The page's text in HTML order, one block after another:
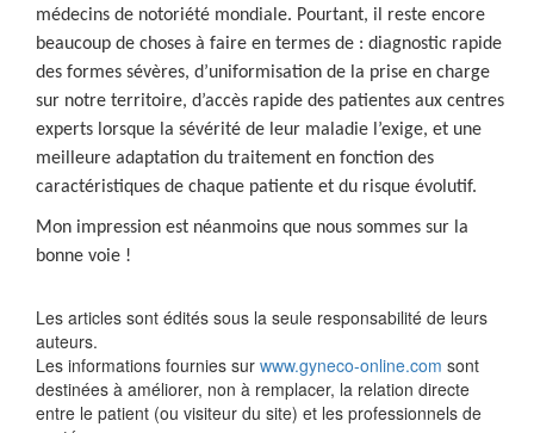
médecins de notoriété mondiale. Pourtant, il reste encore
beaucoup de choses à faire en termes de : diagnostic rapide
des formes sévères, d’uniformisation de la prise en charge
sur notre territoire, d’accès rapide des patientes aux centres
experts lorsque la sévérité de leur maladie l’exige, et une
meilleure adaptation du traitement en fonction des
caractéristiques de chaque patiente et du risque évolutif.
Mon impression est néanmoins que nous sommes sur la
bonne voie !
Les articles sont édités sous la seule responsabilité de leurs
auteurs.
Les informations fournies sur www.gyneco-online.com sont
destinées à améliorer, non à remplacer, la relation directe
entre le patient (ou visiteur du site) et les professionnels de